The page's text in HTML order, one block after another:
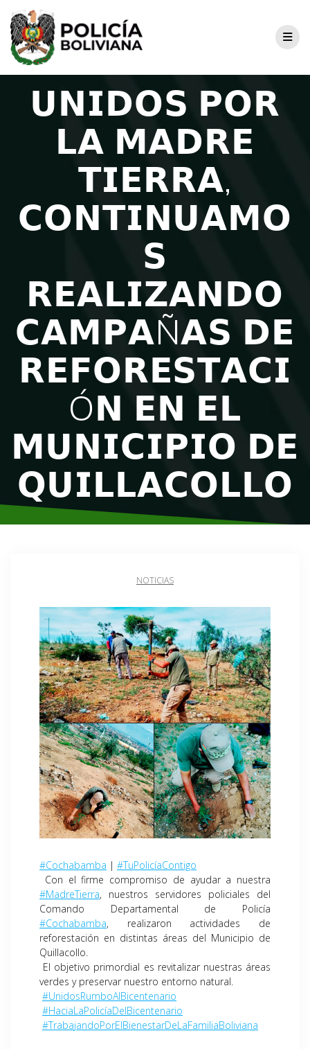
𝗨𝗡𝗜𝗗𝗢𝗦 𝗣𝗢𝗥
𝗟𝗔 𝗠𝗔𝗗𝗥𝗘
𝗧𝗜𝗘𝗥𝗥𝗔,
𝗖𝗢𝗡𝗧𝗜𝗡𝗨𝗔𝗠𝗢
𝗦
𝗥𝗘𝗔𝗟𝗜𝗭𝗔𝗡𝗗𝗢
𝗖𝗔𝗠𝗣𝗔Ñ𝗔𝗦 𝗗𝗘
𝗥𝗘𝗙𝗢𝗥𝗘𝗦𝗧𝗔𝗖𝗜
Ó𝗡 𝗘𝗡 𝗘𝗟
𝗠𝗨𝗡𝗜𝗖𝗜𝗣𝗜𝗢 𝗗𝗘
𝗤𝗨𝗜𝗟𝗟𝗔𝗖𝗢𝗟𝗟𝗢
NOTICIAS
#Cochabamba | #TuPolicíaContigo
Con el firme compromiso de ayudar a nuestra
#MadreTierra, nuestros servidores policiales del
Comando Departamental de Policía
#Cochabamba, realizaron actividades de
reforestación en distintas áreas del Municipio de
Quillacollo.
El objetivo primordial es revitalizar nuestras áreas
verdes y preservar nuestro entorno natural.
#UnidosRumboAlBicentenario
#HaciaLaPolicíaDelBicentenario
#TrabajandoPorElBienestarDeLaFamiliaBoliviana